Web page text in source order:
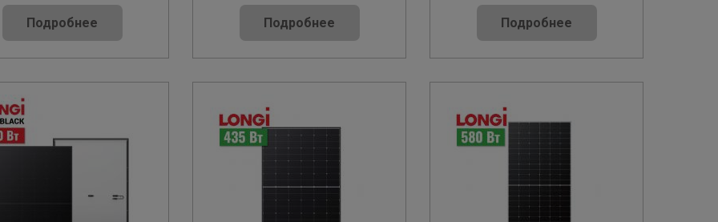
Подробнее Подробнее Подробнее